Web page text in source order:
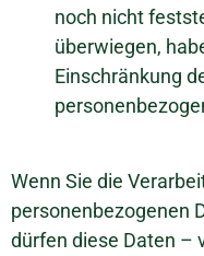
noch nicht
überwiegen,
Einschränkung
Wenn Sie die
personenbezogenen
dürfen diese Daten –